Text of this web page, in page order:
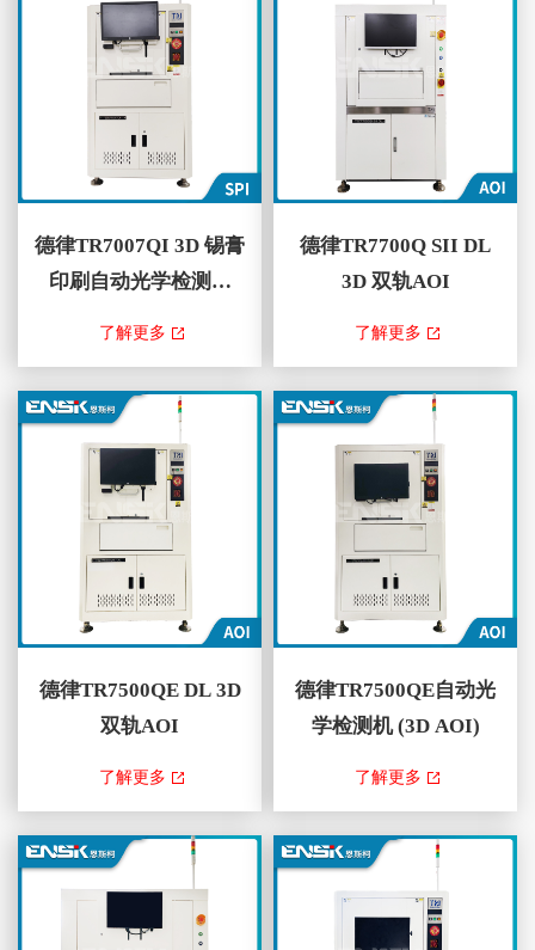
德律TR7007QI 3D 锡膏
印刷自动光学检测机
TR7007QI SPI基于较新的3D投
了行业领先的检测精度。在线检
测系统自动优化检测路线以获得
最佳性能，TRI的创新SmartWarp
系统可补偿检测过程中的任何电
路板翘曲。TR7...
了解更多
德律TR7700Q SII DL
3D 双轨AOI
TR7700Q SII DL 3D双轨AOI ，
习、灵活检测演算法和量测功
能，可针对智能工厂应用进行精
确的测量和数据交换。 此外，
透过TR7700Q SII走停式取像技
术与先进的平台稳定...
了解更多
德律TR7500QE DL 3D
双轨AOI
TR7500QE DL 3D双轨AOI ，藉
投影及四个低视角相机为基础的
新世代多角度2D和3D技术，提
供了优越的3D锡点和元件组装
检测功能。最新的检测软体采用
了解更多
德律TR7500QE自动光
学检测机 (3D AOI)
TR7500QE 3DAOI ，藉由结合以
个低视角相机为基础的新世代多
角度2D和3D技术，提供了优越
的3D锡点和元件组装检测功
能。最新的检测软体采用快速
了解更多